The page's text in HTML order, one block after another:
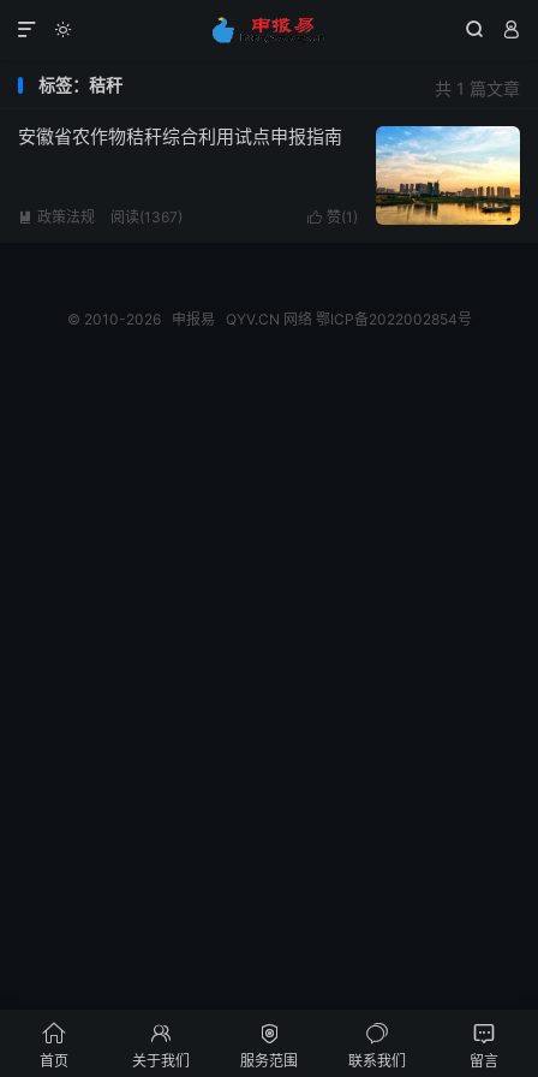
  

共 1 篇文章
标签：秸秆
安徽省农作物秸秆综合利用试点申报指南
 赞(1 )
 政策法规 阅读(1367)
© 2010-2026 申报易 QYV.CN 网络 鄂ICP备2022002854号

首页

关于我们

服务范围

联系我们

留言